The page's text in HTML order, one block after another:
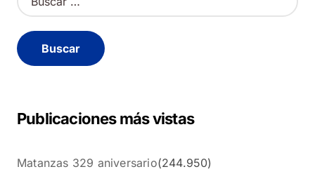
u
c
a
Publicaciones más vistas
Matanzas 329 aniversario(244.950)